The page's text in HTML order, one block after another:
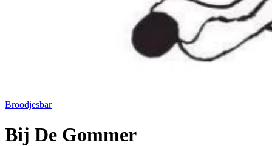
Broodjesbar
Bij De Gommer